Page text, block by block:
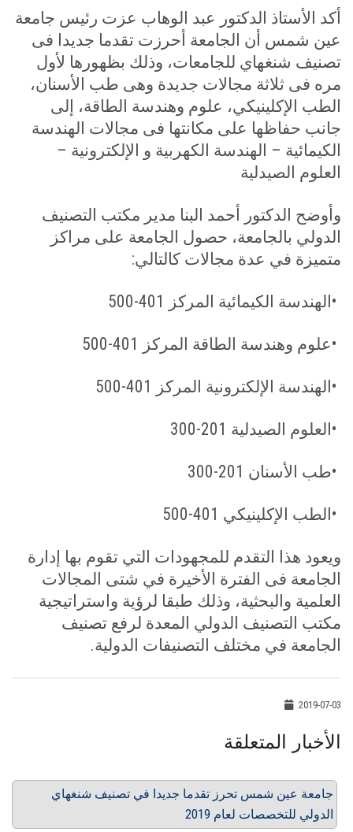
سجل الان
أكد الأستاذ الدكتور عبد الوهاب عزت رئيس جامعة
عين شمس أن الجامعة أحرزت تقدما جديدا فى
تصنيف شنغهاي للجامعات، وذلك بظهورها لأول
مره فى ثلاثة مجالات جديدة وهى طب الأسنان،
الطب الإكلينيكي، علوم وهندسة الطاقة، إلى
جانب حفاظها على مكانتها فى مجالات الهندسة
الكيمائية – الهندسة الكهربية و الإلكترونية –
العلوم الصيدلية
وأوضح الدكتور أحمد البنا مدير مكتب التصنيف
الدولي بالجامعة، حصول الجامعة على مراكز
متميزة في عدة مجالات كالتالي:
•الهندسة الكيمائية المركز 401-500
•علوم وهندسة الطاقة المركز 401-500
•الهندسة الإلكترونية المركز 401-500
•العلوم الصيدلية 201-300
•طب الأسنان 201-300
•الطب الإكلينيكي 401-500
ويعود هذا التقدم للمجهودات التي تقوم بها إدارة
الجامعة فى الفترة الأخيرة في شتى المجالات
العلمية والبحثية، وذلك طبقا لرؤية واستراتيجية
مكتب التصنيف الدولي المعدة لرفع تصنيف
الجامعة في مختلف التصنيفات الدولية.
2019-07-03
الأخبار المتعلقة
جامعة عين شمس تحرز تقدما جديدا في تصنيف شنغهاي
الدولي للتخصصات لعام 2019